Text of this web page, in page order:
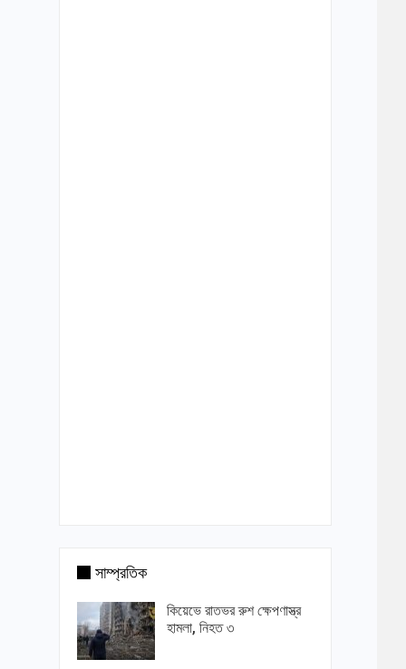
সাম্প্রতিক
কিয়েভে রাতভর রুশ ক্ষেপণাস্ত্র
হামলা, নিহত ৩